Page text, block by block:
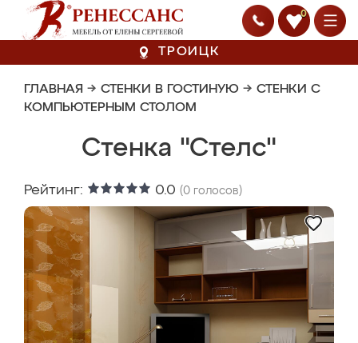
0
ТРОИЦК
ГЛАВНАЯ → СТЕНКИ В ГОСТИНУЮ → СТЕНКИ С
КОМПЬЮТЕРНЫМ СТОЛОМ
Стенка "Стелс"
Рейтинг: 0.0 (0 голосов)